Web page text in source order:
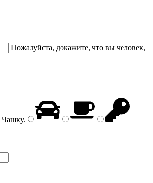
Пожалуйста, докажите, что вы человек,
Чашку.